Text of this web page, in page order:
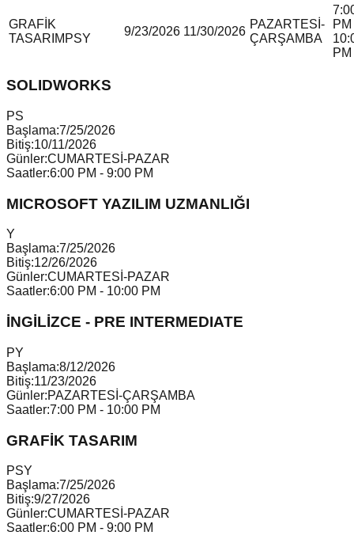
GRAFİK
TASARIM PSY
9/23/2026 11/30/2026
PAZARTESİ-
ÇARŞAMBA
PM
PM
SOLIDWORKS
PS
Başlama:7/25/2026
Bitiş:10/11/2026
Günler:CUMARTESİ-PAZAR
Saatler:6:00 PM - 9:00 PM
MICROSOFT YAZILIM UZMANLIĞI
Y
Başlama:7/25/2026
Bitiş:12/26/2026
Günler:CUMARTESİ-PAZAR
Saatler:6:00 PM - 10:00 PM
İNGİLİZCE - PRE INTERMEDIATE
PY
Başlama:8/12/2026
Bitiş:11/23/2026
Günler:PAZARTESİ-ÇARŞAMBA
Saatler:7:00 PM - 10:00 PM
GRAFİK TASARIM
PSY
Başlama:7/25/2026
Bitiş:9/27/2026
Günler:CUMARTESİ-PAZAR
Saatler:6:00 PM - 9:00 PM